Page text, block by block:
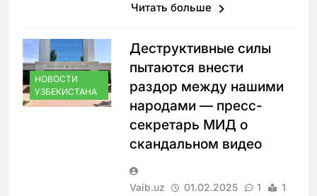
Читать больше
НОВОСТИ
УЗБЕКИСТАНА
Деструктивные силы
пытаются внести
раздор между нашими
народами — пресс-
секретарь МИД о
скандальном видео
Vaib.uz 01.02.2025 1
1